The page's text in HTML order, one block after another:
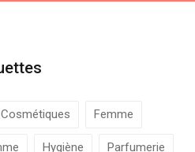
Cosmétiques Femme
Hygiène Parfumerie